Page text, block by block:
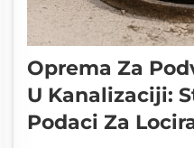
Oprema Za
U Kanalizaciji:
Podaci Za